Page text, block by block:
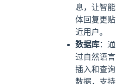
息，让智能
体回复更贴
近用户。
数据库：通
过自然语言
插入和查询
数据，支持